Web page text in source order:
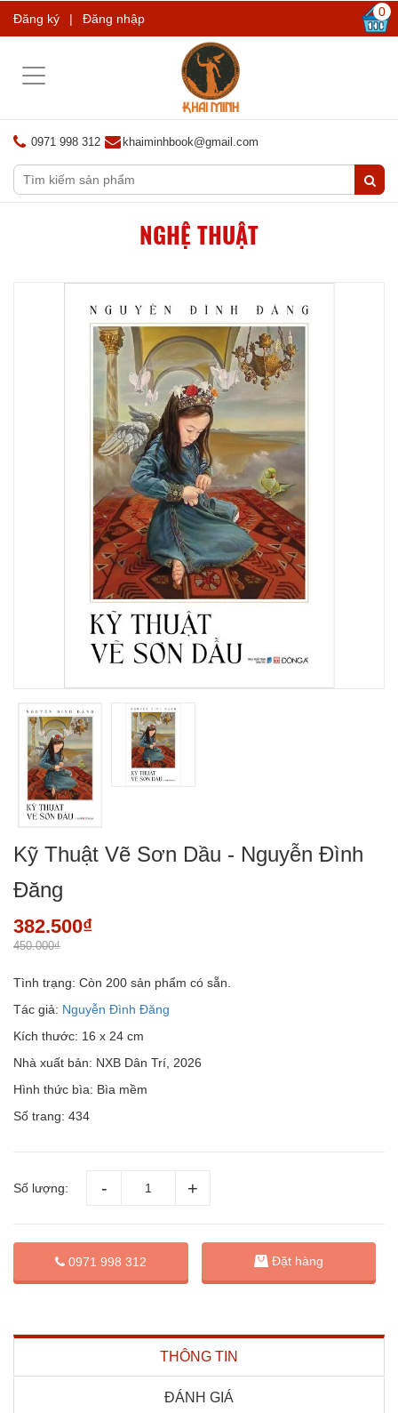
Đăng ký | Đăng nhập 0
Toggle
0971 998 312 khaiminhbook@gmail.com
NGHỆ THUẬT
Kỹ Thuật Vẽ Sơn Dầu - Nguyễn Đình
Đăng
382.500₫
450.000₫
Tình trạng: Còn 200 sản phẩm có sẵn.
Tác giả: Nguyễn Đình Đăng
Kích thước: 16 x 24 cm
Nhà xuất bản: NXB Dân Trí, 2026
Hình thức bìa: Bìa mềm
Số trang: 434
Số lượng:
0971 998 312 Đặt hàng
THÔNG TIN
ĐÁNH GIÁ